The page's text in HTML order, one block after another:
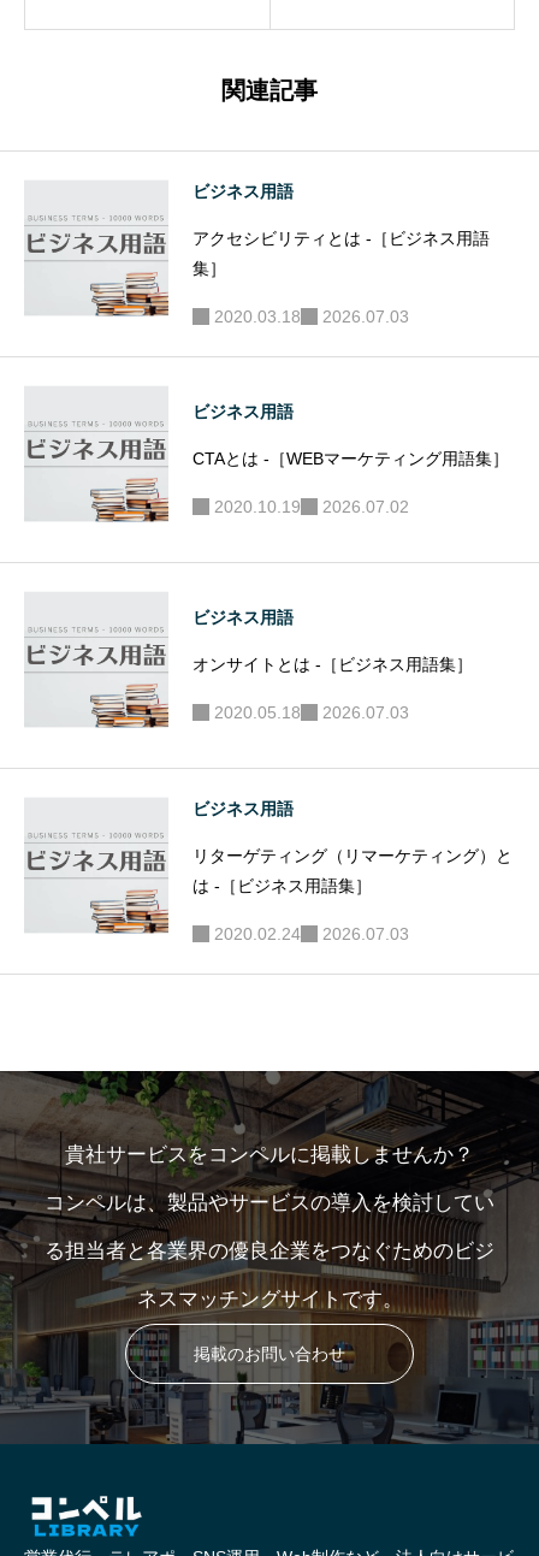
関連記事
ビジネス用語
アクセシビリティとは -［ビジネス用語
集］
2020.03.18 2026.07.03
ビジネス用語
CTAとは -［WEBマーケティング用語集］
2020.10.19 2026.07.02
ビジネス用語
オンサイトとは -［ビジネス用語集］
2020.05.18 2026.07.03
ビジネス用語
リターゲティング（リマーケティング）と
は -［ビジネス用語集］
2020.02.24 2026.07.03
貴社サービスをコンペルに掲載しませんか？
コンペルは、製品やサービスの導入を検討してい
る担当者と各業界の優良企業をつなぐためのビジ
ネスマッチングサイトです。
掲載のお問い合わせ